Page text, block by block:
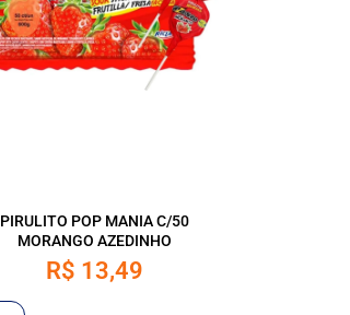
PIRULITO POP MANIA C/50
MORANGO AZEDINHO
R$ 13,49